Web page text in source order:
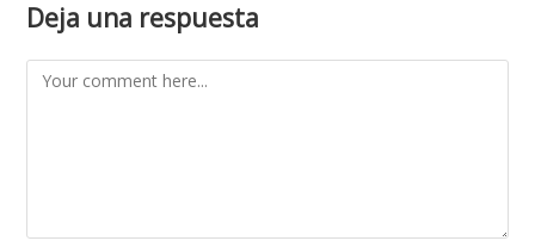
Deja una respuesta
Comment